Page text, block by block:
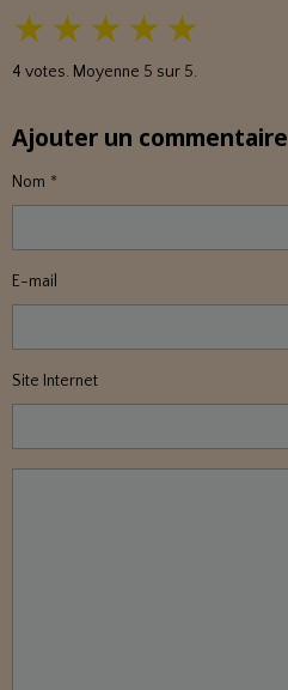
★ ★ ★ ★ ★
4 votes. Moyenne 5 sur 5.
Ajouter un commentaire
Nom
E-mail
Site Internet